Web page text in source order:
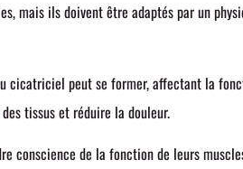
mais ils doivent être adaptés par un
cicatriciel peut se former, affectant la
tissus et réduire la douleur.
conscience de la fonction de leurs